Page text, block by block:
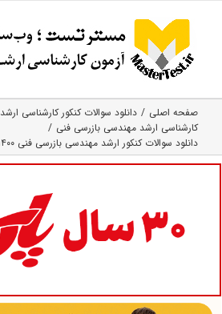
content
صفحه اصلی
دانلود سوالات کنکور کارشناسی ارشد
کارشناسی ارشد مهندسی بازرسی فنی
دانلود سوالات کنکور ارشد مهندسی بازرسی فنی ۱۴۰۰